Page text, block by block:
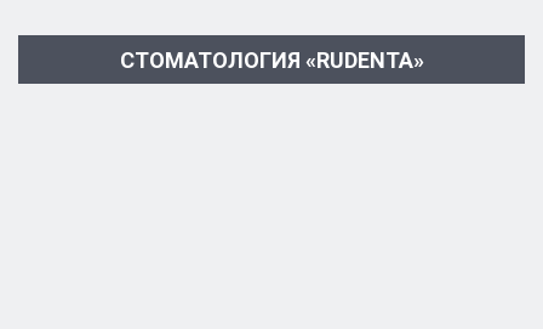
СТОМАТОЛОГИЯ «RUDENTA»